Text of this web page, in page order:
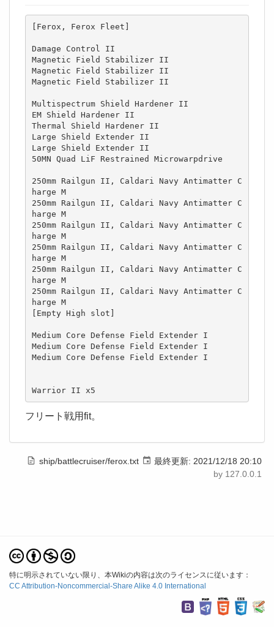
[Ferox, Ferox Fleet]
Damage Control II
Magnetic Field Stabilizer II
Magnetic Field Stabilizer II
Magnetic Field Stabilizer II
Multispectrum Shield Hardener II
EM Shield Hardener II
Thermal Shield Hardener II
Large Shield Extender II
Large Shield Extender II
50MN Quad LiF Restrained Microwarpdrive
250mm Railgun II, Caldari Navy Antimatter C
harge M
250mm Railgun II, Caldari Navy Antimatter C
harge M
250mm Railgun II, Caldari Navy Antimatter C
harge M
250mm Railgun II, Caldari Navy Antimatter C
harge M
250mm Railgun II, Caldari Navy Antimatter C
harge M
250mm Railgun II, Caldari Navy Antimatter C
harge M
[Empty High slot]
Medium Core Defense Field Extender I
Medium Core Defense Field Extender I
Medium Core Defense Field Extender I
Warrior II x5
フリート戦用fit。
ship/battlecruiser/ferox.txt 最終更新: 2021/12/18 20:10
by 127.0.0.1
特に明示されていない限り、本Wikiの内容は次のライセンスに従います：
CC Attribution-Noncommercial-Share Alike 4.0 International